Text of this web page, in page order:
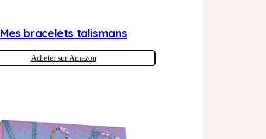
Mes bracelets talismans
Acheter sur Amazon